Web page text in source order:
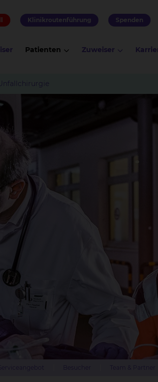
Klinikroutenführung Spenden
Patienten Zuweiser